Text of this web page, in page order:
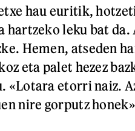
hau euritik,
hartzeko leku bat
Hemen, atseden
eta palet hezez
«Lotara etorri naiz.
nire gorputz